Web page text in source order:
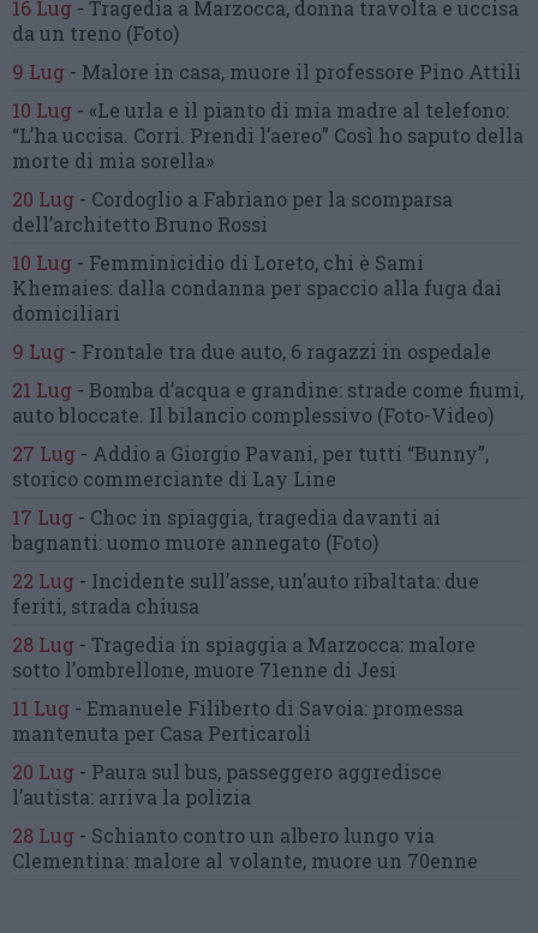
16 Lug - Tragedia a Marzocca, donna travolta e uccisa
da un treno (Foto)
9 Lug - Malore in casa, muore il professore Pino Attili
10 Lug - «Le urla e il pianto di mia madre al telefono:
“L’ha uccisa. Corri. Prendi l’aereo” Così ho saputo della
morte di mia sorella»
20 Lug - Cordoglio a Fabriano per la scomparsa
dell’architetto Bruno Rossi
10 Lug - Femminicidio di Loreto, chi è Sami
Khemaies: dalla condanna per spaccio alla fuga dai
domiciliari
9 Lug - Frontale tra due auto, 6 ragazzi in ospedale
21 Lug - Bomba d’acqua e grandine: strade come fiumi,
auto bloccate. Il bilancio complessivo (Foto-Video)
27 Lug - Addio a Giorgio Pavani, per tutti “Bunny”,
storico commerciante di Lay Line
17 Lug - Choc in spiaggia, tragedia davanti ai
bagnanti:uomo muore annegato (Foto)
22 Lug - Incidente sull’asse, un’auto ribaltata: due
feriti, strada chiusa
28 Lug - Tragedia in spiaggia a Marzocca: malore
sotto l’ombrellone, muore 71enne di Jesi
11 Lug - Emanuele Filiberto di Savoia: promessa
mantenuta per Casa Perticaroli
20 Lug - Paura sul bus, passeggero aggredisce
l’autista: arriva la polizia
28 Lug - Schianto contro un albero lungo via
Clementina: malore al volante, muore un 70enne